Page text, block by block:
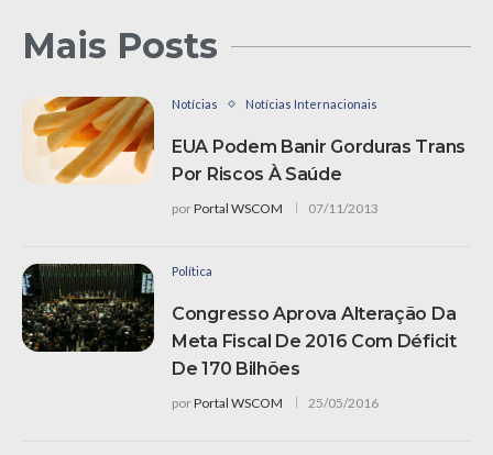
Mais Posts
Notícias Notícias Internacionais
EUA Podem Banir Gorduras Trans
Por Riscos À Saúde
porPortal WSCOM 07/11/2013
Política
Congresso Aprova Alteração Da
Meta Fiscal De 2016 Com Déficit
De 170 Bilhões
porPortal WSCOM 25/05/2016